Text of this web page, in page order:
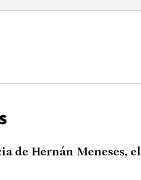
de Hernán Meneses,